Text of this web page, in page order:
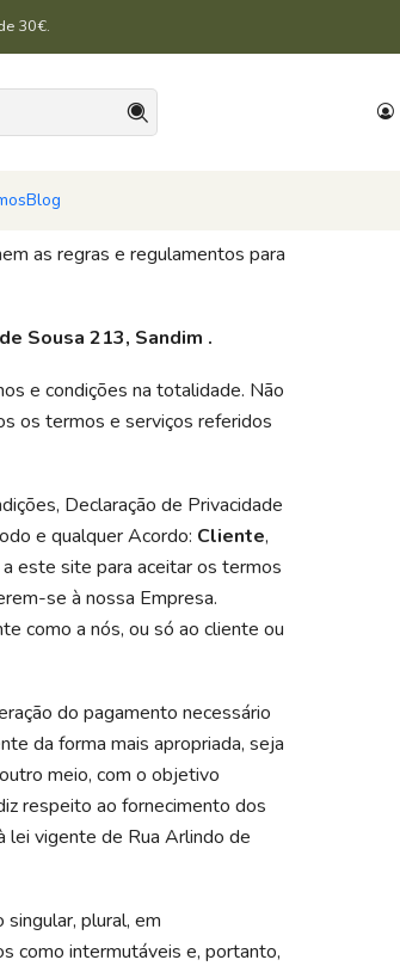
Blog
30€.
as regras e regulamentos para
Sousa 213, Sandim .
e condições na totalidade. Não
os termos e serviços referidos
Declaração de Privacidade
e qualquer Acordo: Cliente,
este site para aceitar os termos
se à nossa Empresa.
como a nós, ou só ao cliente ou
do pagamento necessário
da forma mais apropriada, seja
meio, com o objetivo
respeito ao fornecimento dos
lei vigente de Rua Arlindo de
plural, em
como intermutáveis e, portanto,